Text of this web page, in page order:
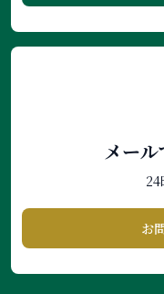
メー
24
お